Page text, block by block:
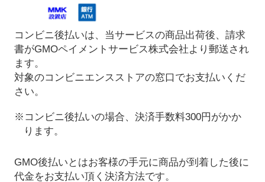
コンビニ後払いは、当サービスの商品出荷後、請求
書がGMOペイメントサービス株式会社より郵送され
ます。
対象のコンビニエンスストアの窓口でお支払いくだ
さい。
※コンビニ後払いの場合、決済手数料300円がかか
ります。
GMO後払いとはお客様の手元に商品が到着した後に
代金をお支払い頂く決済方法です。